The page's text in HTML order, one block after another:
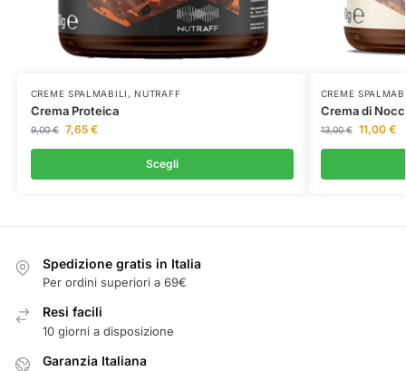
CREME SPALMABILI ,NUTRAFF
Crema Proteica
9,00€ 7,65 €
Scegli
CREME
Crema di
13,00€ 11,00 €
Spedizione gratis in Italia
Per ordini superiori a 69€
Resi facili
10 giorni a disposizione
Garanzia Italiana